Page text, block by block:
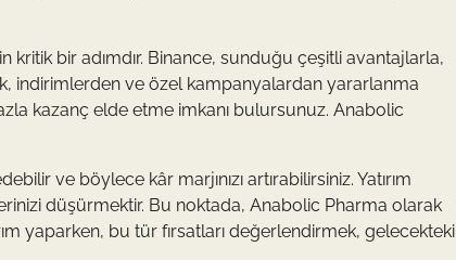
kritik bir adımdır. Binance, sunduğu çeşitli avantajlarla,
indirimlerden ve özel kampanyalardan yararlanma
kazanç elde etme imkanı bulursunuz. Anabolic
ve böylece kâr marjınızı artırabilirsiniz. Yatırım
düşürmektir. Bu noktada, Anabolic Pharma olarak
yaparken, bu tür fırsatları değerlendirmek, gelecekteki